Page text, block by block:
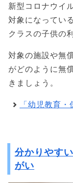
新型コロナウイ
対象になってい
クラスの子供の
対象の施設や無
がどのように無
きましょう。
「幼児教育
分かりやす
がい